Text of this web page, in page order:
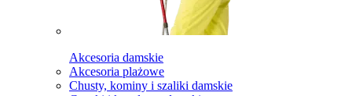
Akcesoria damskie
Akcesoria plażowe
Chusty, kominy i szaliki damskie